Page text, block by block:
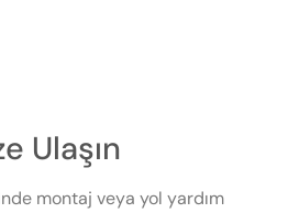
Ulaşın
montaj veya yol yardım